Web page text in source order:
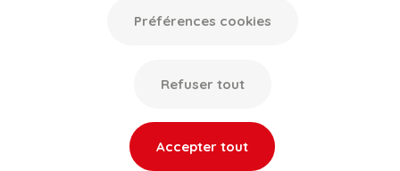
Préférences cookies
Refuser tout
Accepter tout